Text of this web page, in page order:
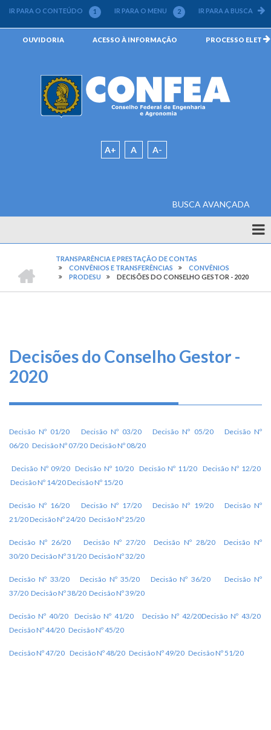
Pular
o
conteúdo
IR PARA O CONTEÚDO 1 IR PARA O MENU 2 IR PARA A BUSCA 3
OUVIDORIA ACESSO À INFORMAÇÃO PROCESSO
A+ A A-
BUSCA AVANÇADA
Somos
O
que
Informe-
se
Conosco
e
Prestação
TRILHA
DE
-
CONSELHO
FEDERAL
TRANSPARÊNCIA E PRESTAÇÃO DE CONTAS
CONVÊNIOS E TRANSFERÊNCIAS
CONVÊNIOS
PRODESU
DECISÕES DO CONSELHO GESTOR - 2020
Decisões do Conselho Gestor -
2020
Decisão Nº 01/20 Decisão Nº03/20 DecisãoNº 05/20 Decisão Nº
06/20 Decisão Nº 07/20 DecisãoNº 08/20
Decisão Nº09/20 Decisão Nº10/20 Decisão Nº 11/20 Decisão Nº 12/20
Decisão Nº 14/20Decisão Nº 15/20
Decisão Nº 16/20 Decisão Nº 17/20 Decisão Nº 19/20
Decisão Nº
21/20Decisão Nº 24/20 Decisão Nº 25/20
Decisão Nº 26/20 Decisão Nº 27/20 Decisão Nº 28/20
Decisão Nº
30/20 Decisão Nº 31/20 Decisão Nº 32/20
Decisão Nº 33/20 Decisão Nº 35/20 Decisão Nº 36/20
Decisão Nº
37/20 Decisão Nº 38/20 Decisão Nº 39/20
Decisão Nº 40/20 Decisão Nº 41/20 Decisão Nº 42/20Decisão Nº 43/20
Decisão Nº 44/20 Decisão Nº 45/20
Decisão Nº 47/20 Decisão Nº 48/20 Decisão Nº 49/20 Decisão Nº 51/20